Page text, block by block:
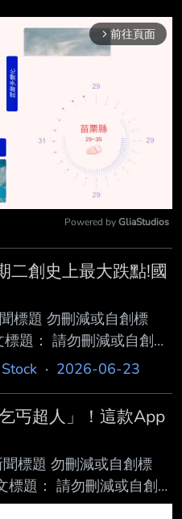
arrow_forward_ios 前往頁面
Powered by GliaStudios
二創史上最大跌點!國
標題 勿刪減或自創標
題： 請勿刪減或自創標
請刪除 韓股黑色星期二
過一行，請用縮網址，
2-2 處分。
amp/news/684947
超過3天新聞 2026-06-
記者署名： 記者倪浩軒/
· 2026-06-23
丐超人」！這款App
標題 勿刪減或自創標
題： 請勿刪減或自創標
請刪除 韓國也有「乞丐